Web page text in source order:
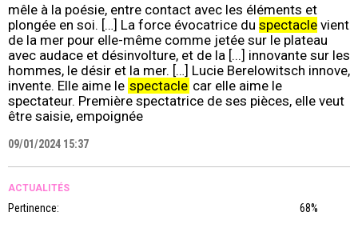
mêle à la poésie, entre contact avec les éléments et
plongée en soi. […] La force évocatrice du spectacle vient
de la mer pour elle-même comme jetée sur le plateau
avec audace et désinvolture, et de la [...] innovante sur les
hommes, le désir et la mer. […] Lucie Berelowitsch innove,
invente. Elle aime le spectacle car elle aime le
spectateur. Première spectatrice de ses pièces, elle veut
être saisie, empoignée
09/01/2024 15:37
ACTUALITÉS
Pertinence: 68%